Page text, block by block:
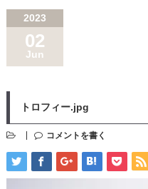
2023
02
Jun
トロフィー.jpg
コメントを書く